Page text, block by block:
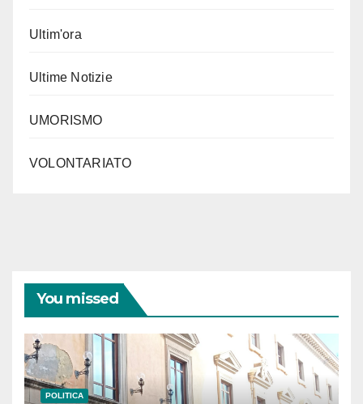
Ultim'ora
Ultime Notizie
UMORISMO
VOLONTARIATO
You missed
POLITICA